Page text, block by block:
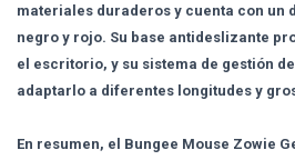
materiales duraderos y cuenta con un
negro y rojo. Su base antideslizante
el escritorio, y su sistema de gestión
adaptarlo a diferentes longitudes y
En resumen, el Bungee Mouse Zowie